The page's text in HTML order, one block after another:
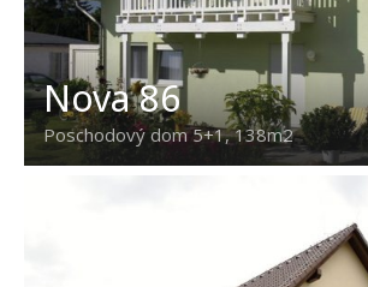
Nova 86
Poschodový dom 5+1, 138m2